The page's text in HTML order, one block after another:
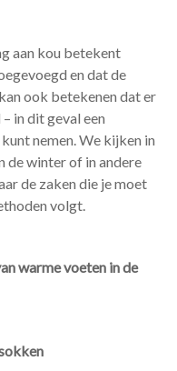
aan kou betekent
en dat de
ook betekenen dat er
in dit geval een
nemen. We kijken in
de winter of in andere
de zaken die je moet
volgt.
warme voeten in de